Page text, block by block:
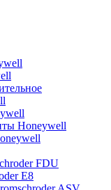
Honeywell
FDU
E8